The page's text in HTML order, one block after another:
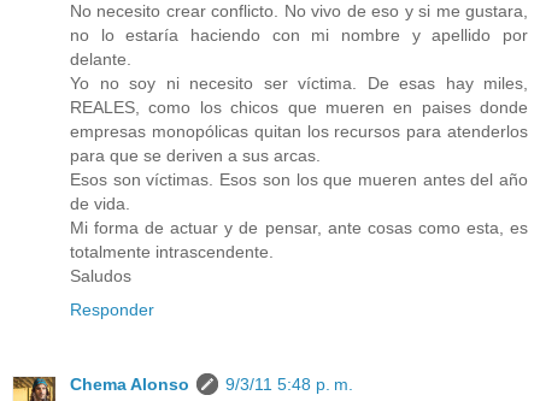
No necesito crear conflicto. No vivo de eso y si me gustara,
no lo estaría haciendo con mi nombre y apellido por
delante.
Yo no soy ni necesito ser víctima. De esas hay miles,
REALES, como los chicos que mueren en paises donde
empresas monopólicas quitan los recursos para atenderlos
para que se deriven a sus arcas.
Esos son víctimas. Esos son los que mueren antes del año
de vida.
Mi forma de actuar y de pensar, ante cosas como esta, es
totalmente intrascendente.
Saludos
Responder
Chema Alonso
9/3/11 5:48 p. m.